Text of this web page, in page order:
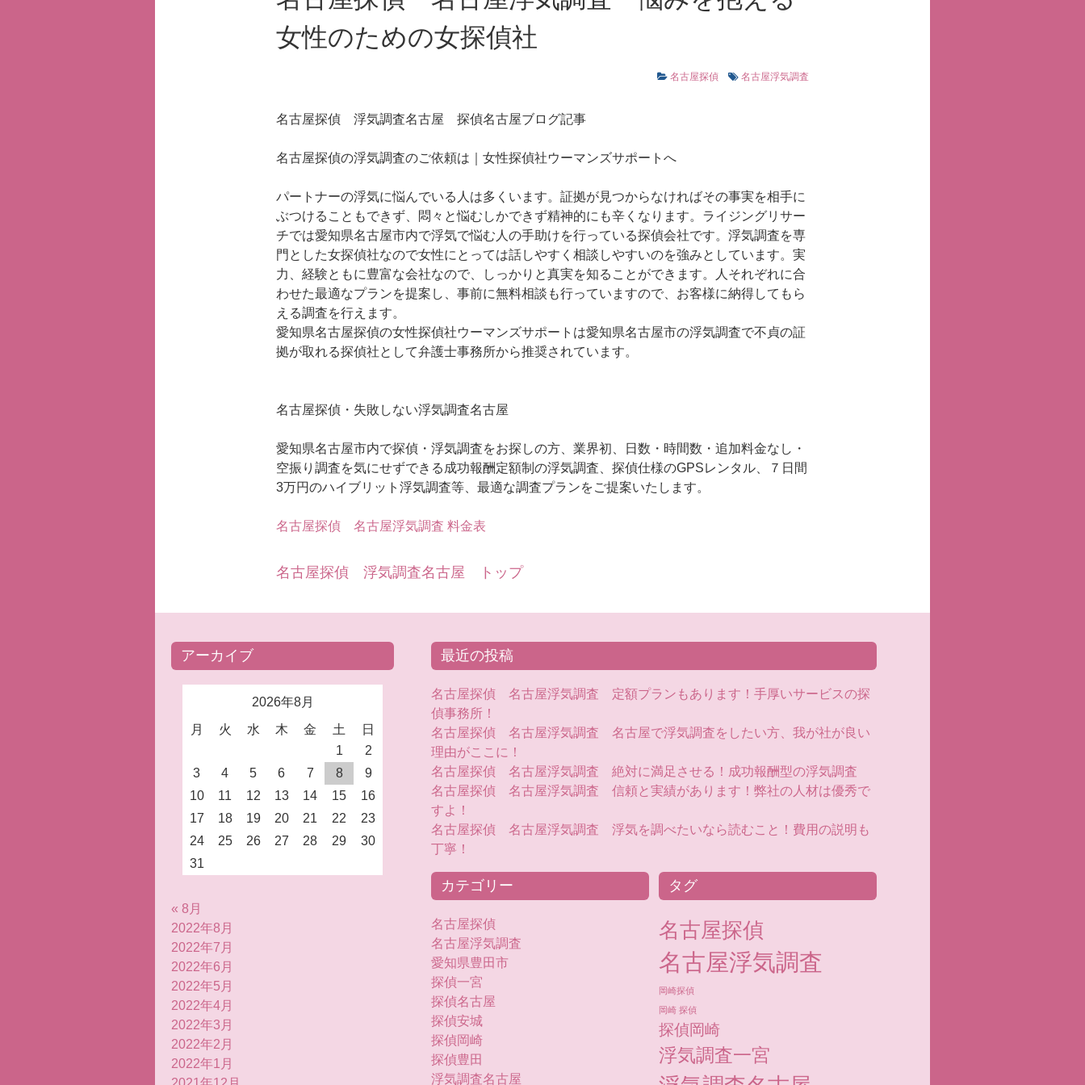
女性のための女探偵社
名古屋探偵 名古屋浮気調査
名古屋探偵 浮気調査名古屋 探偵名古屋ブログ記事
名古屋探偵の浮気調査のご依頼は｜女性探偵社ウーマンズサポートへ
パートナーの浮気に悩んでいる人は多くいます。証拠が見つからなければその事実を相手に
ぶつけることもできず、悶々と悩むしかできず精神的にも辛くなります。ライジングリサー
チでは愛知県名古屋市内で浮気で悩む人の手助けを行っている探偵会社です。浮気調査を専
門とした女探偵社なので女性にとっては話しやすく相談しやすいのを強みとしています。実
力、経験ともに豊富な会社なので、しっかりと真実を知ることができます。人それぞれに合
わせた最適なプランを提案し、事前に無料相談も行っていますので、お客様に納得してもら
える調査を行えます。
愛知県名古屋探偵の女性探偵社ウーマンズサポートは愛知県名古屋市の浮気調査で不貞の証
拠が取れる探偵社として弁護士事務所から推奨されています。
名古屋探偵・失敗しない浮気調査名古屋
愛知県名古屋市内で探偵・浮気調査をお探しの方、業界初、日数・時間数・追加料金なし・
空振り調査を気にせずできる成功報酬定額制の浮気調査、探偵仕様のGPSレンタル、７日間
3万円のハイブリット浮気調査等、最適な調査プランをご提案いたします。
名古屋探偵 名古屋浮気調査 料金表
名古屋探偵 浮気調査名古屋 トップ
アーカイブ
2026年8月
月
火 水 木 金 土
日
1
2
3
4 5 6 7 8
9
10
11 12 13 14 15
16
17
18 19 20 21 22
23
24
25 26 27 28 29
30
31
« 8月
2022年8月
2022年7月
2022年6月
2022年5月
2022年4月
2022年3月
2022年2月
2022年1月
最近の投稿
名古屋探偵 名古屋浮気調査 定額プランもあります！手厚いサービスの探
偵事務所！
名古屋探偵 名古屋浮気調査 名古屋で浮気調査をしたい方、我が社が良い
理由がここに！
名古屋探偵 名古屋浮気調査 絶対に満足させる！成功報酬型の浮気調査
名古屋探偵 名古屋浮気調査 信頼と実績があります！弊社の人材は優秀で
すよ！
名古屋探偵 名古屋浮気調査 浮気を調べたいなら読むこと！費用の説明も
丁寧！
カテゴリー
名古屋探偵
名古屋浮気調査
愛知県豊田市
探偵一宮
探偵名古屋
探偵安城
探偵岡崎
探偵豊田
浮気調査名古屋
タグ
名古屋探偵
名古屋浮気調査
岡崎探偵
岡崎 探偵
探偵岡崎
浮気調査一宮